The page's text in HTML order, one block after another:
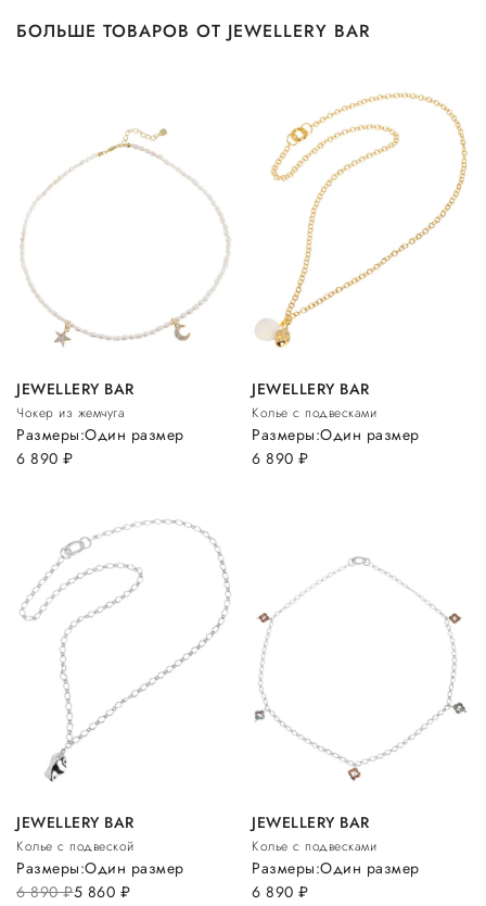
БОЛЬШЕ ТОВАРОВ ОТ JEWELLERY BAR
JEWELLERY BAR
Чокер из жемчуга
6 890 руб.
Размеры:Один размер
JEWELLERY BAR
Колье с подвесками
6 890руб.
Размеры:Один размер
JEWELLERY BAR
Колье с подвеской
6 890руб.5 860 руб.
Размеры:Один размер
JEWELLERY BAR
Колье с подвесками
6 890руб.
Размеры:Один размер